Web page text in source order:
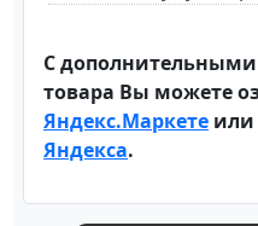
С
товара Вы можете
Яндекс.Маркете или
Яндекса.